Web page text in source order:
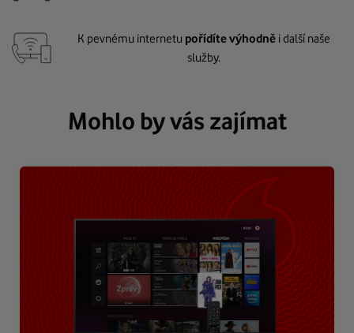
K pevnému internetu pořídíte výhodně i další naše
služby.
Mohlo by vás zajímat